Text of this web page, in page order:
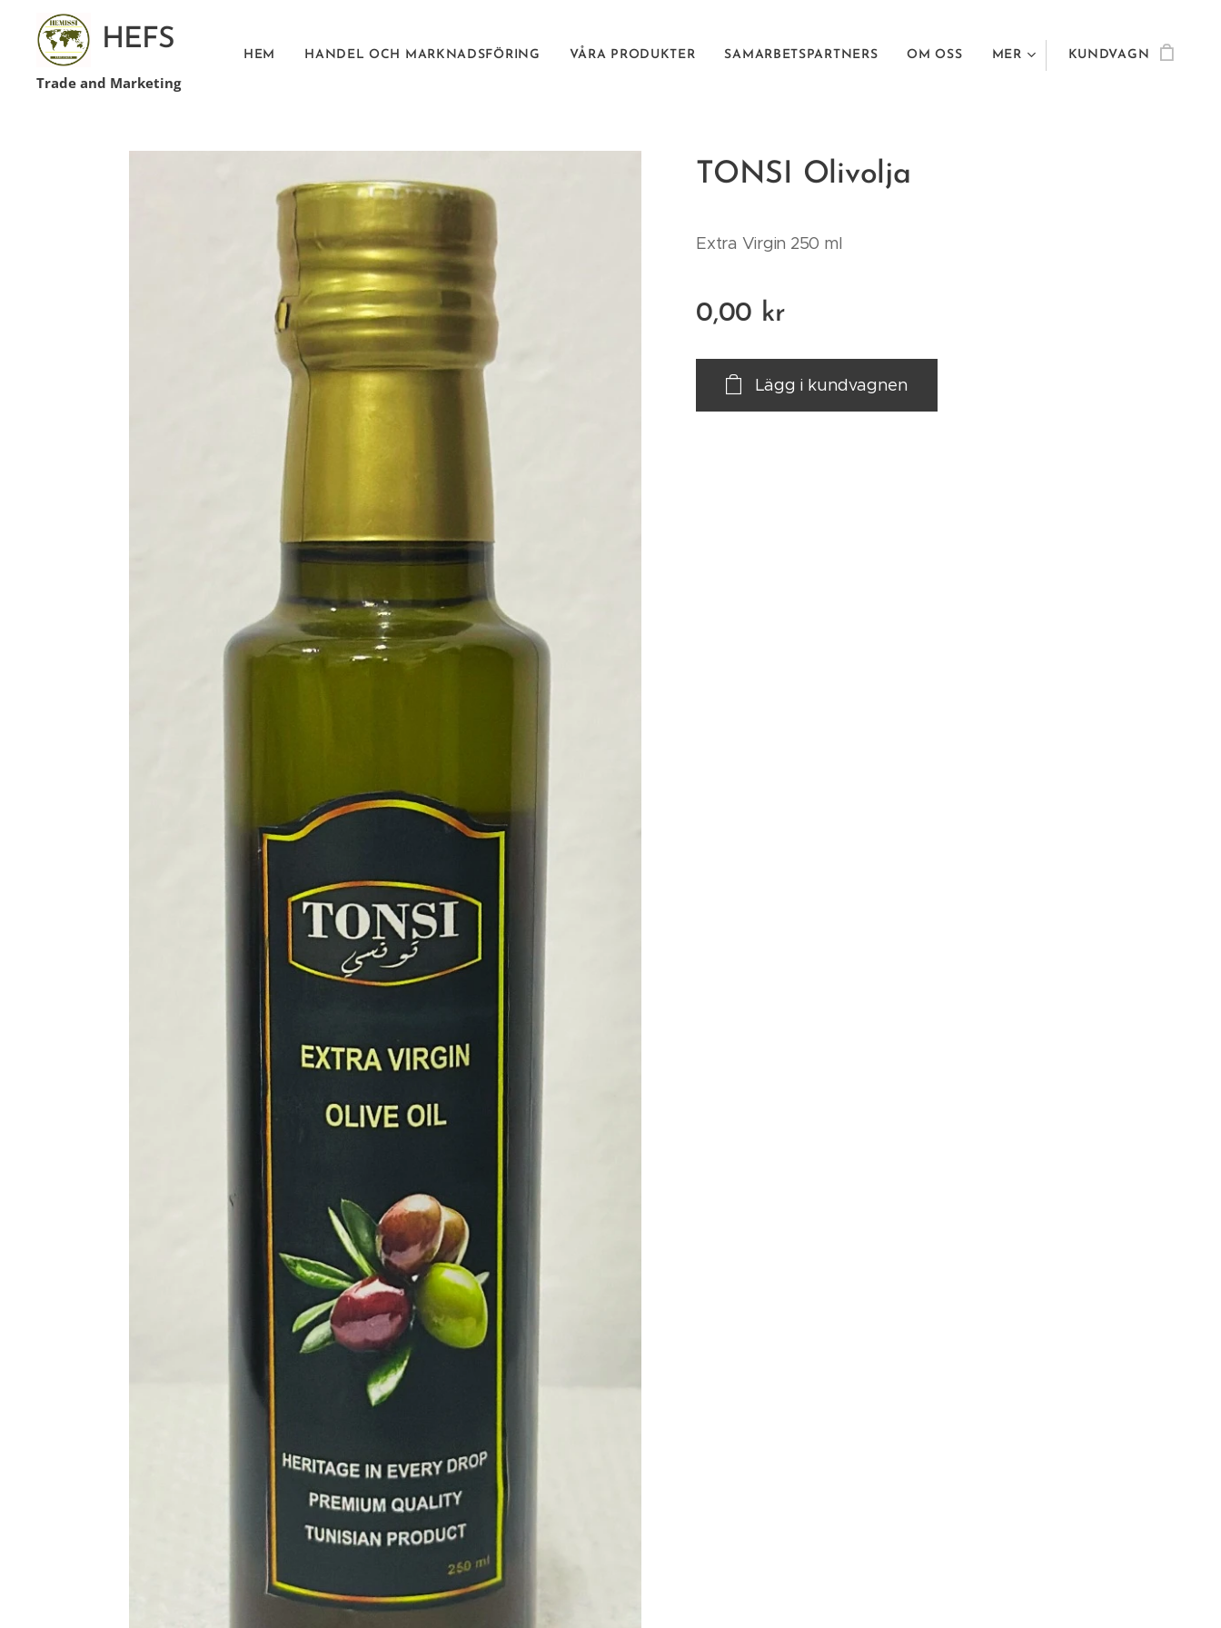
HEFS
Trade and Marketing
HEM HANDEL OCH MARKNADSFÖRING VÅRA PRODUKTER SAMARBETSPARTNERS OM OSS MER KUNDVAGN
TONSI Olivolja
Extra Virgin 250 ml
0,00 kr
Lägg i kundvagnen